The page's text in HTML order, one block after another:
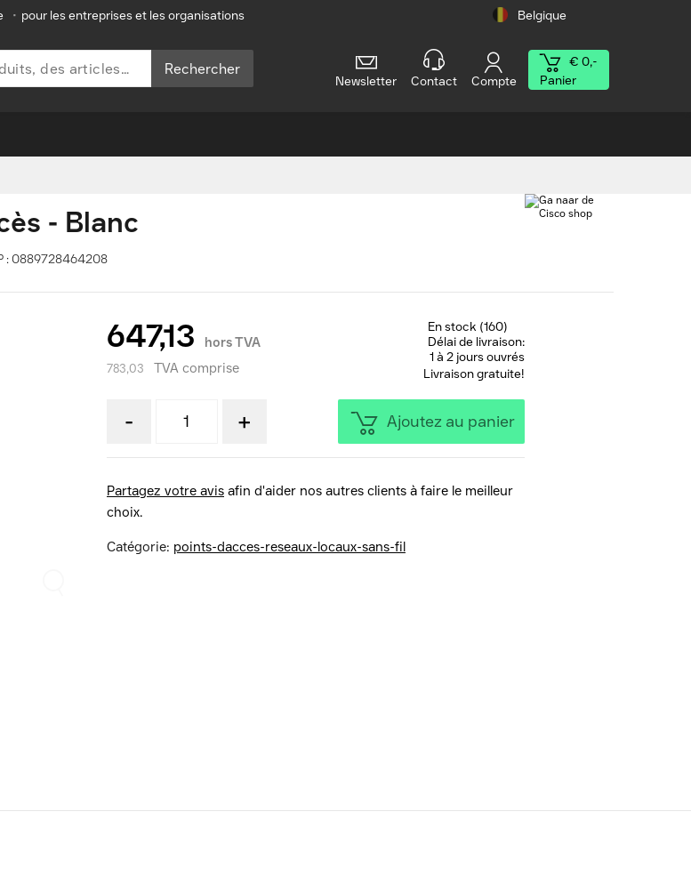
• pour les entreprises et les organisations Belgique
Rechercher
Newsletter Contact Compte
€ 0,-
Panier
- Blanc
: 0889728464208
647,13 hors TVA
783,03 TVA comprise
En stock (160)
Délai de livraison:
1 à 2 jours ouvrés
Livraison gratuite!
- + Ajoutez au panier
Partagez votre avis afin d'aider nos autres clients à faire le meilleur
choix.
Catégorie: points-dacces-reseaux-locaux-sans-fil